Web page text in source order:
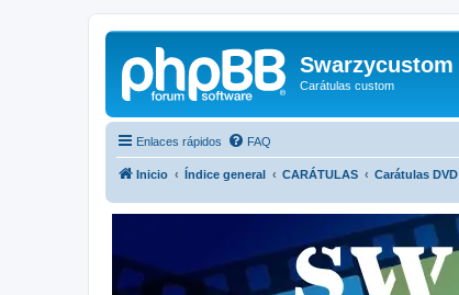
Swarzycustom
Carátulas custom
Enlaces rápidos FAQ
Inicio Índice general CARÁTULAS Carátulas DVD